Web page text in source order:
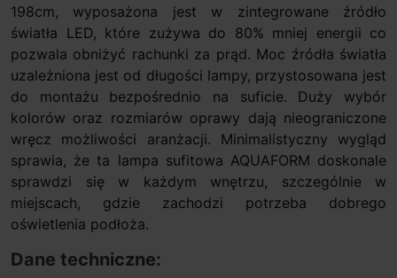
198cm, wyposażona jest w zintegrowane źródło
światła LED, które zużywa do 80% mniej energii co
pozwala obniżyć rachunki za prąd. Moc źródła światła
uzależniona jest od długości lampy, przystosowana jest
do montażu bezpośrednio na suficie. Duży wybór
kolorów oraz rozmiarów oprawy dają nieograniczone
wręcz możliwości aranżacji. Minimalistyczny wygląd
sprawia, że ta lampa sufitowa AQUAFORM doskonale
sprawdzi się w każdym wnętrzu, szczególnie w
miejscach, gdzie zachodzi potrzeba dobrego
oświetlenia podłoża.
Dane techniczne: